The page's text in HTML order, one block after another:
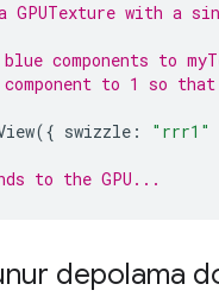
with a
components to
to 1 so
({ swizzle : "rrr1"
to the GPU...
depolama